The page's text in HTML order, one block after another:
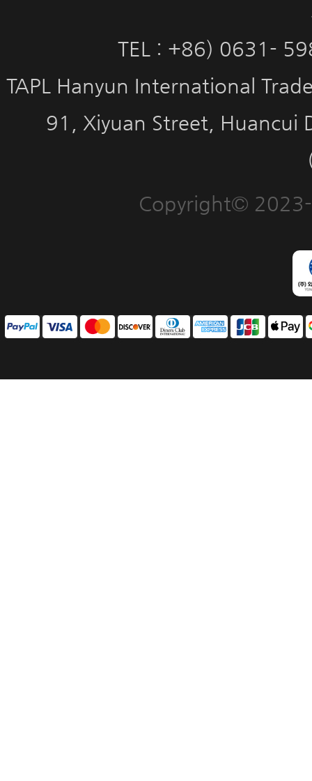
TEL : +86) 0631-
TAPL Hanyun International
91, Xiyuan Street, Huancui
Copyright©